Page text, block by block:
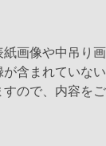
画像や中吊り
含まれていな
ので、内容を